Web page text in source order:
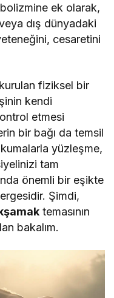
ek olarak,
dış dünyadaki
cesaretini
fiziksel bir
kendi
etmesi
bir bağı da temsil
yüzleşme,
tam
önemli bir eşikte
Şimdi,
temasının
bakalım.